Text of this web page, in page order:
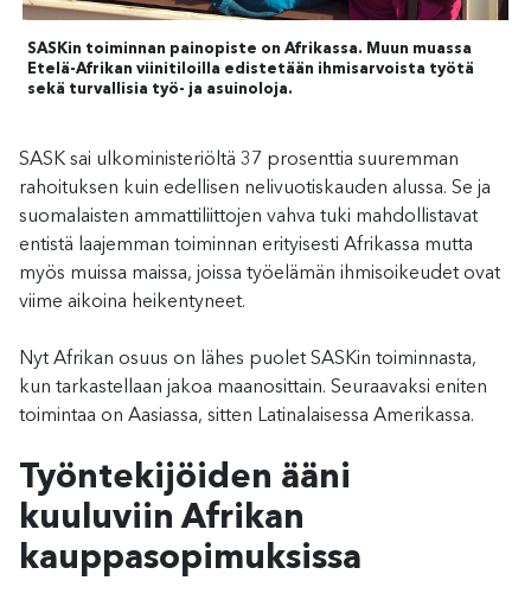
SASKin toiminnan painopiste on Afrikassa. Muun muassa
Etelä-Afrikan viinitiloilla edistetään ihmisarvoista työtä
sekä turvallisia työ- ja asuinoloja.
SASK sai ulkoministeriöltä 37 prosenttia suuremman
rahoituksen kuin edellisen nelivuotiskauden alussa. Se ja
suomalaisten ammattiliittojen vahva tuki mahdollistavat
entistä laajemman toiminnan erityisesti Afrikassa mutta
myös muissa maissa, joissa työelämän ihmisoikeudet ovat
viime aikoina heikentyneet.
Nyt Afrikan osuus on lähes puolet SASKin toiminnasta,
kun tarkastellaan jakoa maanosittain. Seuraavaksi eniten
toimintaa on Aasiassa, sitten Latinalaisessa Amerikassa.
Työntekijöiden ääni
kuuluviin Afrikan
kauppasopimuksissa